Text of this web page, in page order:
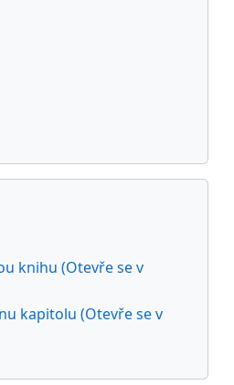
knihu (Otevře se v
kapitolu (Otevře se v